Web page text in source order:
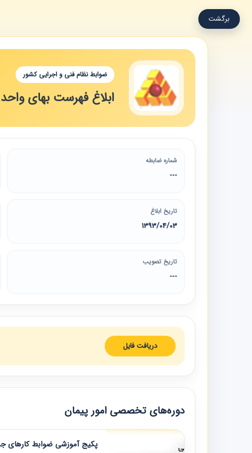
برگشت
ضوابط نظام فنی و اجرایی کشور
ابلاغ فهرست بهای واحد
شماره ضابطه
---
تاریخ ابلاغ
1393/04/03
تاریخ تصویب
---
دریافت فایل
دوره‌های تخصصی امور پیمان
پکیج آموزشی ضوابط کارهای